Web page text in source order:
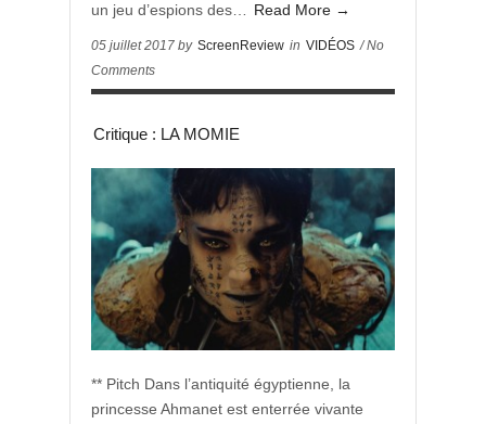
un jeu d’espions des…
Read More →
05 juillet 2017 by ScreenReview in VIDÉOS / No
Comments
Critique : LA MOMIE
** Pitch Dans l’antiquité égyptienne, la
princesse Ahmanet est enterrée vivante